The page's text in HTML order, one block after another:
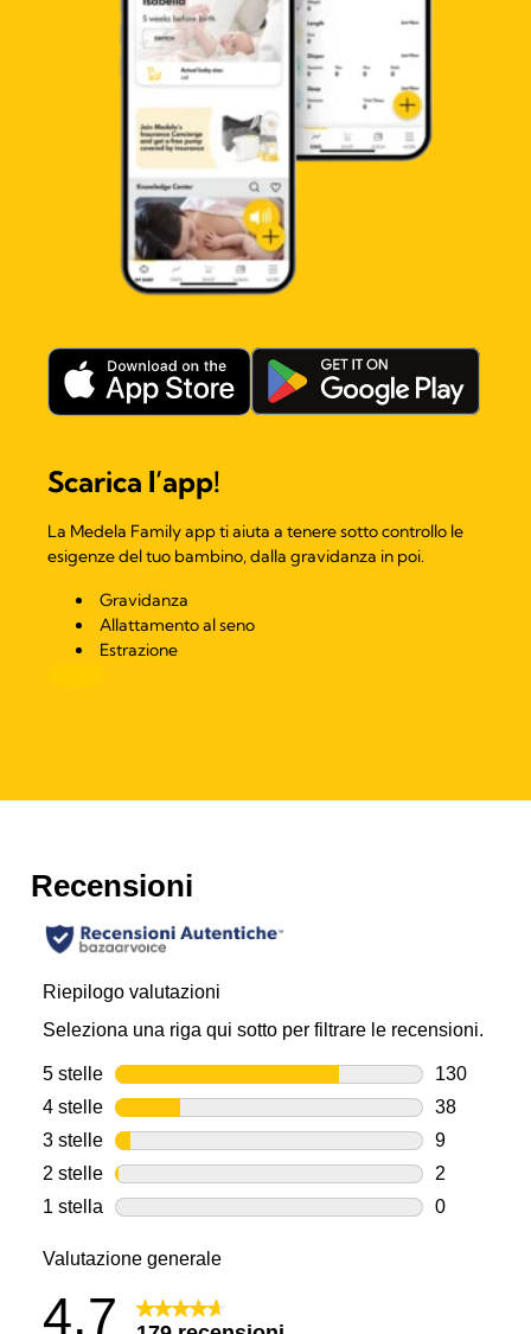
Scarica l’app!​
La Medela Family app ti aiuta a tenere sotto controllo le
esigenze del tuo bambino, dalla gravidanza in poi.
Gravidanza
Allattamento al seno
Estrazione